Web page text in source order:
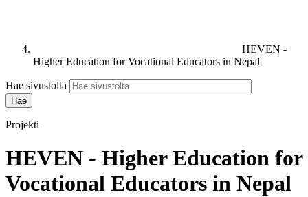
HEVEN -
Higher Education for Vocational Educators in Nepal
Hae sivustolta
Projekti
HEVEN - Higher Education for
Vocational Educators in Nepal